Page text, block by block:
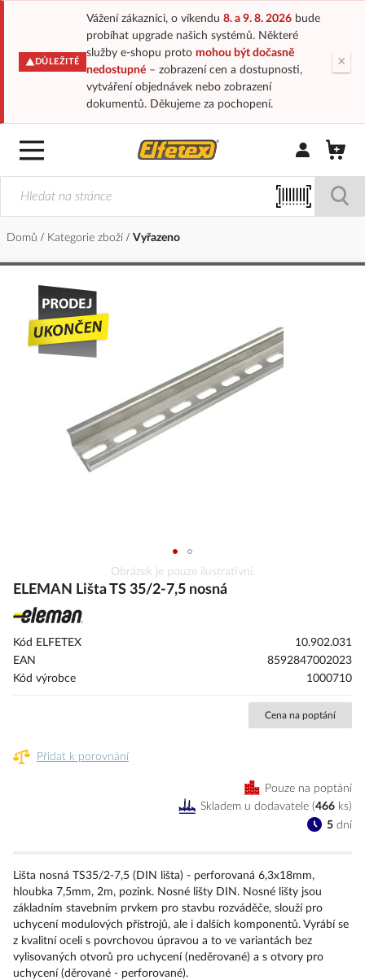
DŮLEŽITÉ
Vážení zákazníci, o víkendu 8. a 9. 8. 2026bude
probíhat upgrade našich systémů. Některé
služby e-shopu proto mohou být dočasně
nedostupné– zobrazení cen a dostupnosti,
vytváření objednávek nebo zobrazení
dokumentů. Děkujeme za pochopení.
×
Přihlásit/
Domů Kategorie zboží Vyřazeno
konec
galerie
na
galerie
s
Obrázek je pouze ilustrativní.
ELEMAN Lišta TS 35/2-7,5 nosná
Kód ELFETEX
10.902.031
EAN
8592847002023
Kód výrobce
1000710
Cena na poptání
Přidat k porovnání
Pouze na poptání
5 dní
Skladem u dodavatele (466 ks)
Lišta nosná TS35/2-7,5 (DIN lišta) - perforovaná 6,3x18mm,
hloubka 7,5mm, 2m, pozink. Nosné lišty DIN. Nosné lišty jsou
základním stavebním prvkem pro stavbu rozváděče, slouží pro
uchycení modulových přístrojů, ale i dalších komponentů. Vyrábí se
z kvalitní oceli s povrchovou úpravou a to ve variantách bez
vylisovaných otvorů pro uchycení (neděrované) a s otvory pro
uchycení (děrované - perforované).